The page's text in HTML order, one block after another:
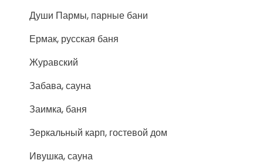
Души Пармы, парные бани
Ермак, русская баня
Журавский
Забава, сауна
Заимка, баня
Зеркальный карп, гостевой дом
Ивушка, сауна